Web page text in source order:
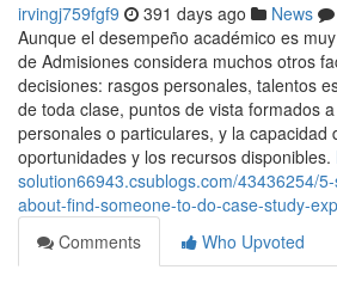
irvingj759fgf9 391 days ago News
Aunque el desempeño académico es
de Admisiones considera muchos otros
decisiones: rasgos personales, talentos
de toda clase, puntos de vista formados
personales o particulares, y la capacidad
oportunidades y los recursos disponibles.
solution66943.csublogs.com/43436254/
about-find-someone-to-do-case-study-
Comments
Who Upvoted